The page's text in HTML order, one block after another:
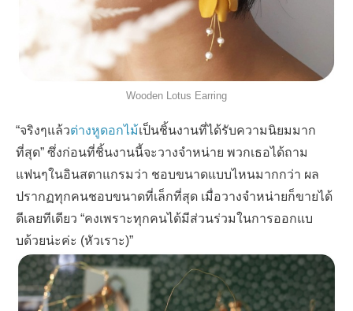
Wooden Lotus Earring
“จริงๆแล้วต่างหูดอกไม้เป็นชิ้นงานที่ได้รับความนิยมมาก
ที่สุด” ซึ่งก่อนที่ชิ้นงานนี้จะวางจำหน่าย พวกเธอได้ถาม
แฟนๆในอินสตาแกรมว่า ชอบขนาดแบบไหนมากกว่า ผล
ปรากฏทุกคนชอบขนาดที่เล็กที่สุด เมื่อวางจำหน่ายก็ขายได้
ดีเลยทีเดียว “คงเพราะทุกคนได้มีส่วนร่วมในการออกแบ
บด้วยน่ะค่ะ (หัวเราะ)”